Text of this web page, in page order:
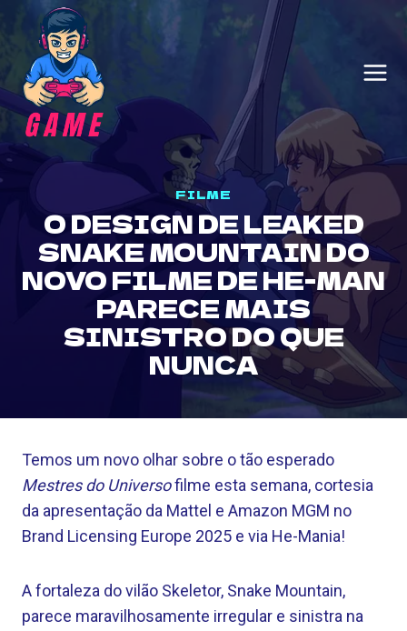
content
FILME
O DESIGN DE LEAKED
SNAKE MOUNTAIN DO
NOVO FILME DE HE-MAN
PARECE MAIS
SINISTRO DO QUE
NUNCA
Temos um novo olhar sobre o tão esperado
Mestres do Universofilme esta semana, cortesia
da apresentação da Mattel e Amazon MGM no
Brand Licensing Europe 2025 e via He-Mania!
A fortaleza do vilão Skeletor, Snake Mountain,
parece maravilhosamente irregular e sinistra na